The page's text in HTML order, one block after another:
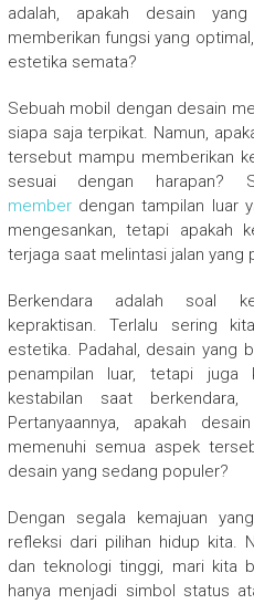
adalah, apakah desain
memberikan fungsi yang
estetika semata?
Sebuah mobil dengan desain
siapa saja terpikat. Namun,
tersebut mampu memberikan
sesuai dengan harapan?
memberdengan tampilan luar
mengesankan, tetapi apakah
terjaga saat melintasi jalan yang
Berkendara adalah soal
kepraktisan. Terlalu sering
estetika. Padahal, desain yang
penampilan luar, tetapi juga
kestabilan saat
Pertanyaannya, apakah
memenuhi semua aspek
desain yang sedang populer?
Dengan segala kemajuan
refleksi dari pilihan hidup kita.
dan teknologi tinggi, mari kita
hanya menjadi simbol status